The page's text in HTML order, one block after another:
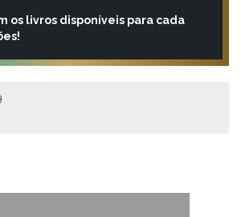
os livros disponíveis para cada